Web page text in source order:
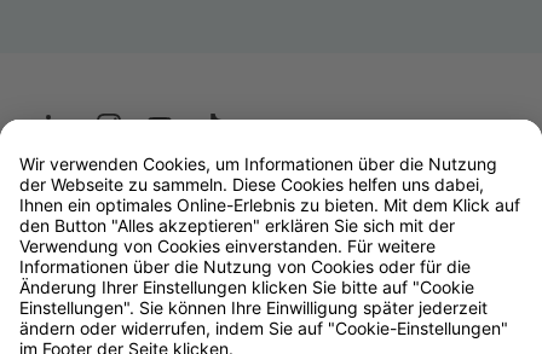
Wüstenrot
W&W Gruppe
OLB Bank
Makler
Impressum